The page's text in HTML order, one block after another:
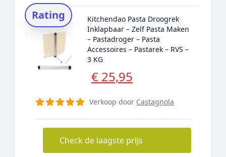
Rating
Kitchendao Pasta Droogrek
Inklapbaar – Zelf Pasta Maken
– Pastadroger – Pasta
Accessoires – Pastarek – RVS –
3 KG
€ 25,95
Verkoop door Castagnola
Check de laagste prijs